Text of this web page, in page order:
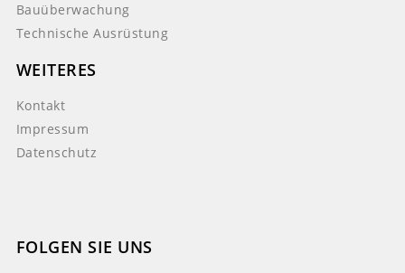
Bauüberwachung
Technische Ausrüstung
WEITERES
Kontakt
Impressum
Datenschutz
FOLGEN SIE UNS